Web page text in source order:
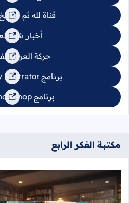
قناة لله ثم
أخبار سُنة
حركة العراق
برنامج Vecteezy illustrator
برنامج pixlr photoshop
مكتبة الفكر الرابع